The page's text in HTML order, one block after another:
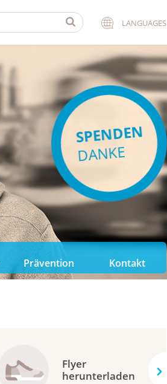
LANGUAGES
SPENDEN
DANKE
Prävention Kontakt
Flyer
herunterladen